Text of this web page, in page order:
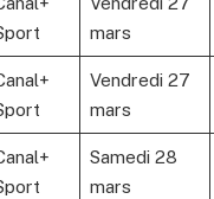
mars
Vendredi 27
mars
Samedi 28
mars